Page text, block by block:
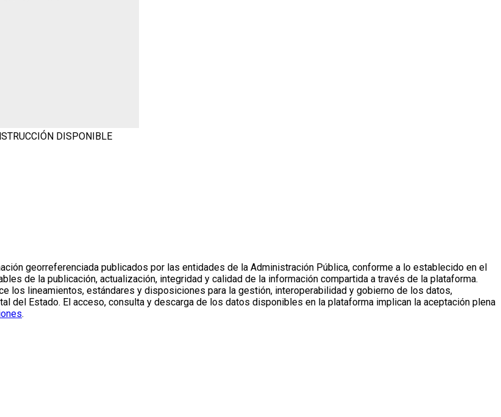
DISPONIBLE
georreferenciada publicados por las entidades de la Administración Pública, conforme a lo establecido en el
de la publicación, actualización, integridad y calidad de la información compartida a través de la plataforma.
los lineamientos, estándares y disposiciones para la gestión, interoperabilidad y gobierno de los datos,
del Estado. El acceso, consulta y descarga de los datos disponibles en la plataforma implican la aceptación plena
.